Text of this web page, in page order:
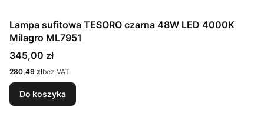
Lampa sufitowa TESORO czarna 48W LED 4000K
Milagro ML7951
Cena
345,00 zł
Cena
280,49 złbez VAT
Do koszyka